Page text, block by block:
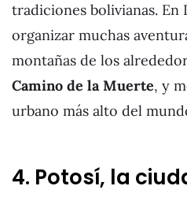
tradiciones bolivianas. En
organizar muchas
montañas de los
Camino de la Muerte, y
urbano más alto del
4. Potosí, la